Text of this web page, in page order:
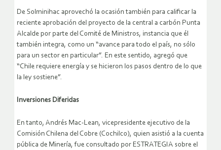
De Solminihac aprovechó la ocasión también para calificar la
reciente aprobación del proyecto de la central a carbón Punta
Alcalde por parte del Comité de Ministros, instancia que él
también integra, como un “avance para todo el país, no sólo
para un sector en particular”. En este sentido, agregó que
“Chile requiere energía y se hicieron los pasos dentro de lo que
la ley sostiene”.
Inversiones Diferidas
En tanto, Andrés Mac-Lean, vicepresidente ejecutivo de la
Comisión Chilena del Cobre (Cochilco), quien asistió a la cuenta
pública de Minería, fue consultado por ESTRATEGIA sobre el